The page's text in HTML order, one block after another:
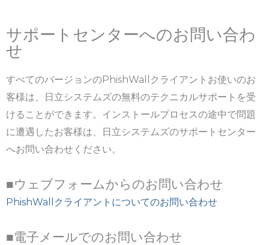
サポートセンターへのお問い合わ
せ
すべてのバージョンのPhishWallクライアントお使いのお
客様は、日立システムズの無料のテクニカルサポートを受
けることができます。インストールプロセスの途中で問題
に遭遇したお客様は、日立システムズのサポートセンター
へお問い合わせください。
■ウェブフォームからのお問い合わせ
PhishWallクライアントについてのお問い合わせ
■電子メールでのお問い合わせ